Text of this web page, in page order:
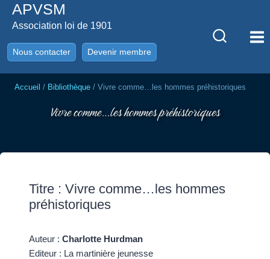
AllerAPVSM
Association loi de 1901
Nous contacter Devenir membre
Accueil / Bibliothèque / Vivre comme…les hommes préhistoriques
Vivre comme…les hommes préhistoriques
Titre : Vivre comme…les hommes
préhistoriques
Auteur : Charlotte Hurdman
Editeur : La martinière jeunesse